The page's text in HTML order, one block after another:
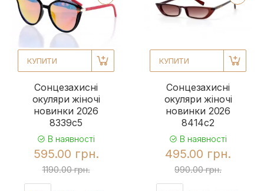
КУПИТИ
Сонцезахисні
окуляри жіночі
новинки 2026
8339c5
В наявності
595.00 грн.
1190.00 грн.
КУПИТИ
Сонцезахисні
окуляри жіночі
новинки 2026
8414c2
В наявності
495.00 грн.
990.00 грн.